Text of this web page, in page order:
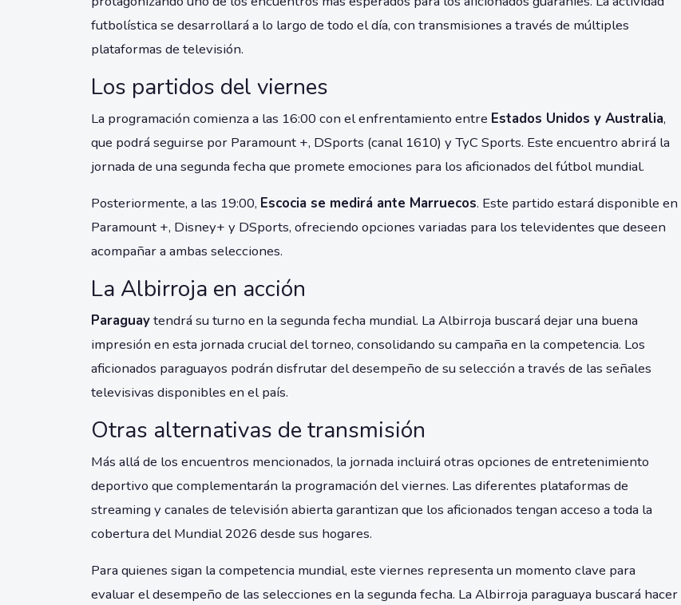
futbolística se desarrollará a lo largo de todo el día, con transmisiones a través de múltiples
plataformas de televisión.
Los partidos del viernes
La programación comienza a las 16:00 con el enfrentamiento entre Estados Unidos y Australia,
que podrá seguirse por Paramount +, DSports (canal 1610) y TyC Sports. Este encuentro abrirá la
jornada de una segunda fecha que promete emociones para los aficionados del fútbol mundial.
Posteriormente, a las 19:00, Escocia se medirá ante Marruecos. Este partido estará disponible en
Paramount +, Disney+ y DSports, ofreciendo opciones variadas para los televidentes que deseen
acompañar a ambas selecciones.
La Albirroja en acción
Paraguaytendrá su turno en la segunda fecha mundial. La Albirroja buscará dejar una buena
impresión en esta jornada crucial del torneo, consolidando su campaña en la competencia. Los
aficionados paraguayos podrán disfrutar del desempeño de su selección a través de las señales
televisivas disponibles en el país.
Otras alternativas de transmisión
Más allá de los encuentros mencionados, la jornada incluirá otras opciones de entretenimiento
deportivo que complementarán la programación del viernes. Las diferentes plataformas de
streaming y canales de televisión abierta garantizan que los aficionados tengan acceso a toda la
cobertura del Mundial 2026 desde sus hogares.
Para quienes sigan la competencia mundial, este viernes representa un momento clave para
evaluar el desempeño de las selecciones en la segunda fecha. La Albirroja paraguaya buscará hacer